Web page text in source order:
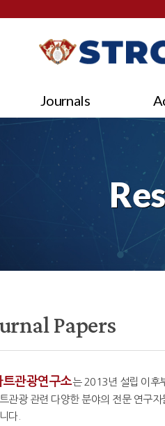
Journals
Papers
트관광연구소는 2013년 설립 이후
관광 관련 다양한 분야의 전문 연구
다.